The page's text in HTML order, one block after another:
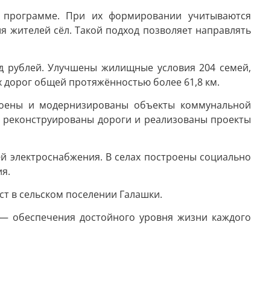
программе. При их формировании учитываются
жителей сёл. Такой подход позволяет направлять
рублей. Улучшены жилищные условия 204 семей,
дорог общей протяжённостью более 61,8 км.
и модернизированы объекты коммунальной
дороги и реализованы проекты
В селах построены социально
в сельском поселении Галашки.
достойного уровня жизни каждого